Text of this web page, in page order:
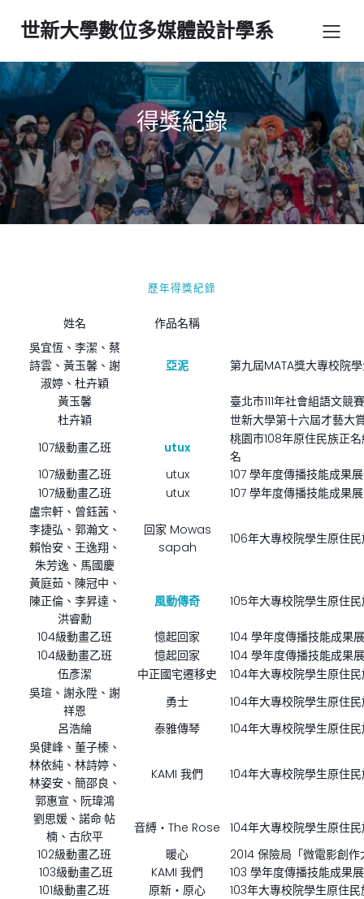
世新大學數位多媒體設計學系
得獎紀錄
歷年得獎紀錄
姓名
作品名稱
吳宜恆、李潔、蔡
詩雲、黃玉馨、謝
淑婷、杜卉穎
亞泥 第九屆MATA獎大專校院
黃玉馨
臺北市111年社會組語文
杜卉穎
世新大學第十六屆才藝大
107級動畫乙班
utux
桃園市108年原住民族正
名
107級動畫乙班
utux
107 學年度傳播技能成果
107級動畫乙班
utux
107 學年度傳播技能成果
盧宗軒、曾鈺茜、
李捷弘、郭瀚文、
賴怡安、王逸翔、
朱芳逸、馬國慶
回家 Mowas
sapah
106年大專校院學生原住
黃庭茹、陳冠中、
陳正倫、李昇達、
洪睿勳
風動傳奇 105年大專校院學生原住
104級動畫乙班 憶起回家
104 學年度傳播技能成果
104級動畫乙班
憶起回家
104 學年度傳播技能成果
伍彥潔
中正國宅遷移史
104年大專校院學生原住
吳瑄、謝永陞、謝
祥恩
勇士
104年大專校院學生原住
呂浩綸
泰雅傳琴
104年大專校院學生原住
吳健峰、董子榛、
林依純、林詩婷、
林姿安、簡邵良、
郭惠宣、阮瑋鴻
KAMI 我們 104年大專校院學生原住
劉思媛、諾命·帖
楠、古欣平
音縛‧The Rose
104年大專校院學生原住
102級動畫乙班
暖心
2014 保險局「微電影創
103級動畫乙班
KAMI 我們
103 學年度傳播技能成果
101級動畫乙班
原新‧原心
103年大專校院學生原住